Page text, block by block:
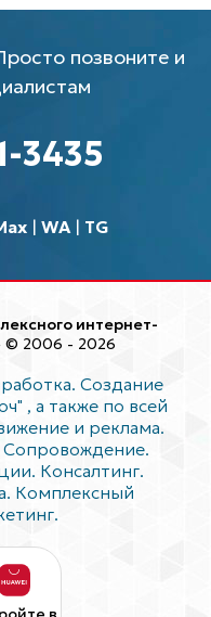
позвоните и
3435
| WA| TG
интернет-
© 2006 - 2026
Создание
, а также по всей
и реклама.
Консалтинг.
Комплексный